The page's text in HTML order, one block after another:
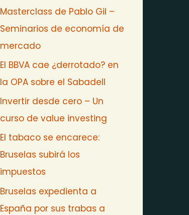
Masterclass de Pablo Gil –
Seminarios de economía de
mercado
El BBVA cae ¿derrotado? en
la OPA sobre el Sabadell
Invertir desde cero – Un
curso de value investing
El tabaco se encarece:
Bruselas subirá los
impuestos
Bruselas expedienta a
España por sus trabas a